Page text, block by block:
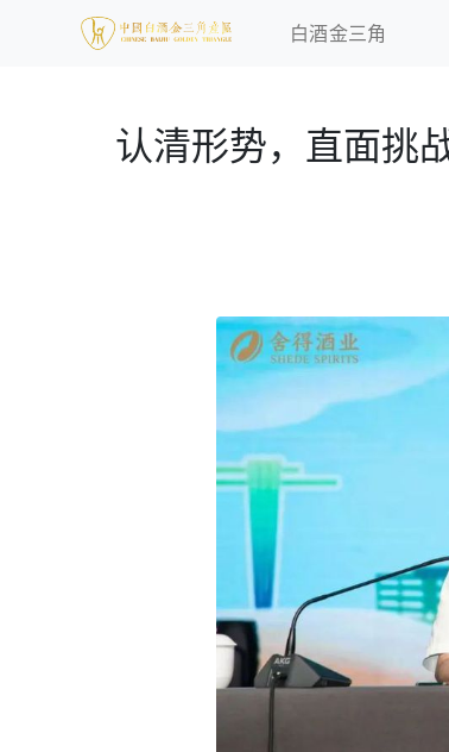
白酒金三角
认清形势，直面挑